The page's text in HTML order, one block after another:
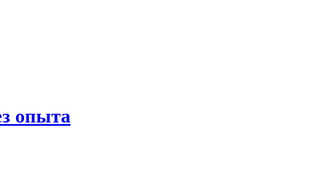
опыта